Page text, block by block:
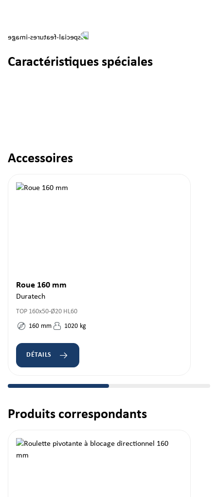
Caractéristiques spéciales
Ignorer la galerie de produits
Accessoires
Roue 160 mm
Duratech
TOP 160x50-Ø20 HL60
160 mm 1020 kg
DÉTAILS
Ignorer la galerie de produits
Produits correspondants